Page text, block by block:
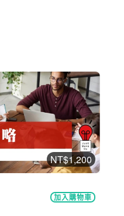
NT$1,200
加入購物車